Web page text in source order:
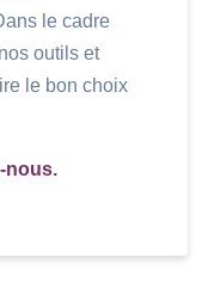
le cadre
outils et
le bon choix
nous.